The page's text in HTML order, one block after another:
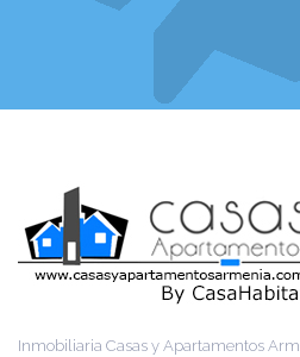
Inmobiliaria Casas y Apartamentos